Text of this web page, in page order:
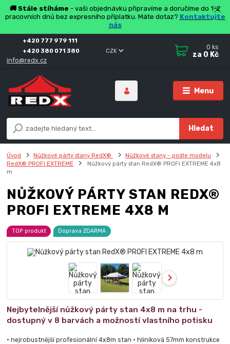
🚚 Stále stíháme - vaši objednávku připravíme a doručíme do 1-2
pracovních dnů bez expresního příplatku. Máte dotaz? Kontaktujte
nás
Menu
CZK
Hledat
+420 777 979 111
+420 380 071 380
info@redx.cz
0 ks
za 0 Kč
Úvod Nůžkové párty stany RedX®
Nůžkové stany - podle modelu
RedX® PROFI EXTREME
Nůžkový párty stan RedX® PROFI EXTREME 4x8
m
NŮŽKOVÝ PÁRTY STAN REDX®
PROFI EXTREME 4X8 M
TOP produkt Doprava ZDARMA
Nejbytelnější nůžkový párty stan 4x8 m na trhu -
dostupný v 8 barvách a možností vlastního potisku
• nejrobustnější profesionální 4x8m stan • hliníková 57mm konstrukce